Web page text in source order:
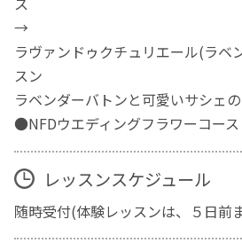
→
ラヴァンドゥクチュリエール(ラベ
スン
ラベンダーバトンと可愛いサシェ
●NFDウエディングフラワーコース
レッスンスケジュール
随時受付(体験レッスンは、５日前